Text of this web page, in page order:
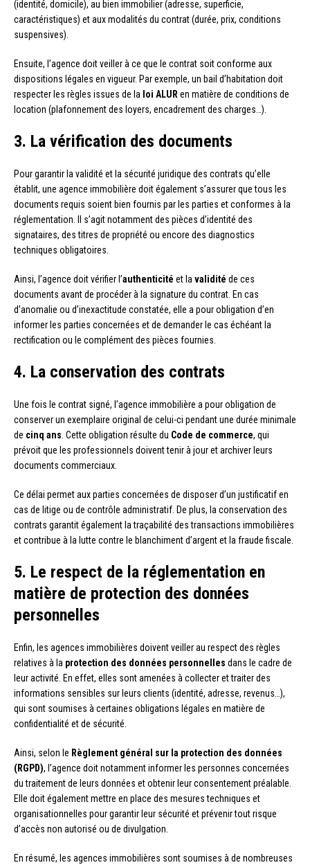
(identité, domicile), au bien immobilier (adresse, superficie,
caractéristiques) et aux modalités du contrat (durée, prix, conditions
suspensives).
Ensuite, l’agence doit veiller à ce que le contrat soit conforme aux
dispositions légales en vigueur. Par exemple, un bail d’habitation doit
respecter les règles issues de la loi ALUR en matière de conditions de
location (plafonnement des loyers, encadrement des charges…).
3. La vérification des documents
Pour garantir la validité et la sécurité juridique des contrats qu’elle
établit, une agence immobilière doit également s’assurer que tous les
documents requis soient bien fournis par les parties et conformes à la
réglementation. Il s’agit notamment des pièces d’identité des
signataires, des titres de propriété ou encore des diagnostics
techniques obligatoires.
Ainsi, l’agence doit vérifier l’authenticité et la validité de ces
documents avant de procéder à la signature du contrat. En cas
d’anomalie ou d’inexactitude constatée, elle a pour obligation d’en
informer les parties concernées et de demander le cas échéant la
rectification ou le complément des pièces fournies.
4. La conservation des contrats
Une fois le contrat signé, l’agence immobilière a pour obligation de
conserver un exemplaire original de celui-ci pendant une durée minimale
de cinq ans . Cette obligation résulte du Code de commerce, qui
prévoit que les professionnels doivent tenir à jour et archiver leurs
documents commerciaux.
Ce délai permet aux parties concernées de disposer d’un justificatif en
cas de litige ou de contrôle administratif. De plus, la conservation des
contrats garantit également la traçabilité des transactions immobilières
et contribue à la lutte contre le blanchiment d’argent et la fraude fiscale.
5. Le respect de la réglementation en
matière de protection des données
personnelles
Enfin, les agences immobilières doivent veiller au respect des règles
relatives à la protection des données personnelles dans le cadre de
leur activité. En effet, elles sont amenées à collecter et traiter des
informations sensibles sur leurs clients (identité, adresse, revenus…),
qui sont soumises à certaines obligations légales en matière de
confidentialité et de sécurité.
Ainsi, selon le Règlement général sur la protection des données
(RGPD), l’agence doit notamment informer les personnes concernées
du traitement de leurs données et obtenir leur consentement préalable.
Elle doit également mettre en place des mesures techniques et
organisationnelles pour garantir leur sécurité et prévenir tout risque
d’accès non autorisé ou de divulgation.
En résumé, les agences immobilières sont soumises à de nombreuses